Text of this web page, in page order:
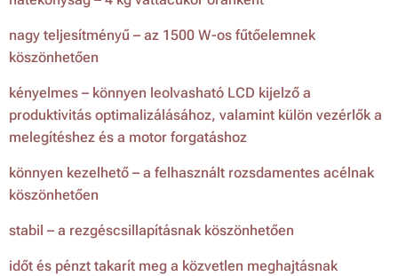
nagy teljesítményű – az 1500 W-os fűtőelemnek
köszönhetően
kényelmes – könnyen leolvasható LCD kijelző a
produktivitás optimalizálásához, valamint külön vezérlők a
melegítéshez és a motor forgatáshoz
könnyen kezelhető – a felhasznált rozsdamentes acélnak
köszönhetően
stabil – a rezgéscsillapításnak köszönhetően
időt és pénzt takarít meg a közvetlen meghajtásnak